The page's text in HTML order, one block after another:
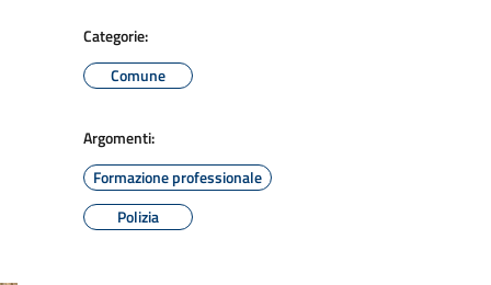
Categorie:
Comune
Argomenti:
Formazione professionale
Polizia